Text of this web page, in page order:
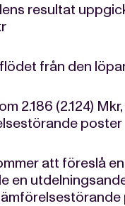
resultat
från den
2.186 (2.124)
poster
att föreslå
en